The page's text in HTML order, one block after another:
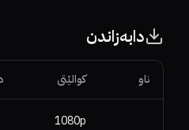
دابەزاندن
ناو کوالێتی
1080p